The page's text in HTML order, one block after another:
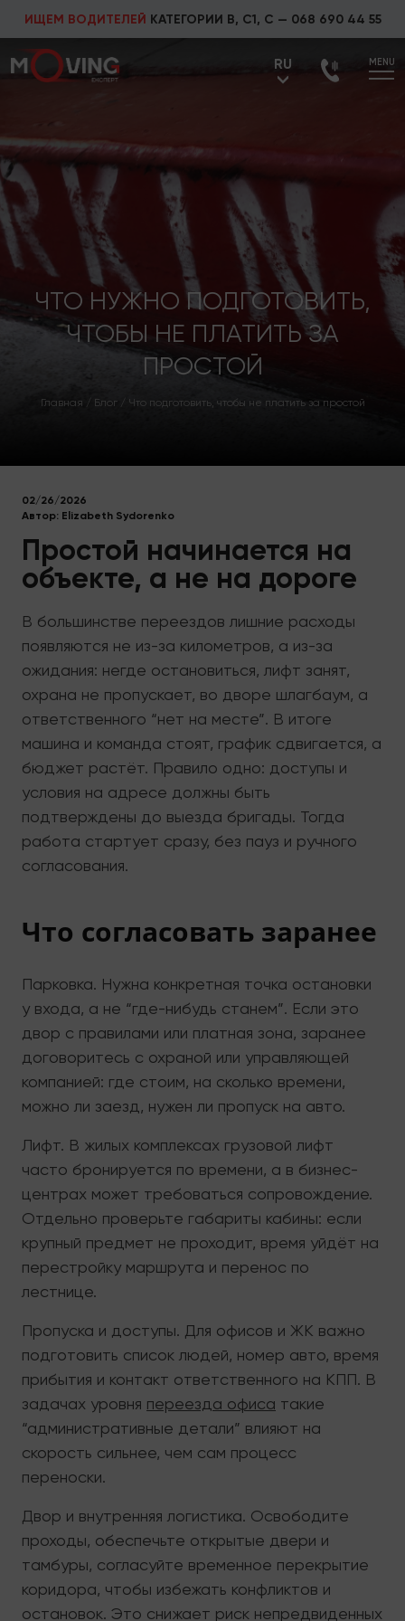
ИЩЕМ ВОДИТЕЛЕЙ КАТЕГОРИИ В, С1, С — 068 690 44 55
RU
RU
MENU
Главная / Блог / Что подготовить, чтобы не платить за простой
ЧТО НУЖНО ПОДГОТОВИТЬ,
ЧТОБЫ НЕ ПЛАТИТЬ ЗА
ПРОСТОЙ
02/26/2026
Автор: Elizabeth Sydorenko
Простой начинается на
объекте, а не на дороге
В большинстве переездов лишние расходы
появляются не из-за километров, а из-за
ожидания: негде остановиться, лифт занят,
охрана не пропускает, во дворе шлагбаум, а
ответственного “нет на месте”. В итоге
машина и команда стоят, график сдвигается, а
бюджет растёт. Правило одно: доступы и
условия на адресе должны быть
подтверждены до выезда бригады. Тогда
работа стартует сразу, без пауз и ручного
согласования.
Что согласовать заранее
Парковка. Нужна конкретная точка остановки
у входа, а не “где-нибудь станем”. Если это
двор с правилами или платная зона, заранее
договоритесь с охраной или управляющей
компанией: где стоим, на сколько времени,
можно ли заезд, нужен ли пропуск на авто.
Лифт. В жилых комплексах грузовой лифт
часто бронируется по времени, а в бизнес-
центрах может требоваться сопровождение.
Отдельно проверьте габариты кабины: если
крупный предмет не проходит, время уйдёт на
перестройку маршрута и перенос по
лестнице.
Пропуска и доступы. Для офисов и ЖК важно
подготовить список людей, номер авто, время
прибытия и контакт ответственного на КПП. В
задачах уровня переезда офиса такие
“административные детали” влияют на
скорость сильнее, чем сам процесс
переноски.
Двор и внутренняя логистика. Освободите
проходы, обеспечьте открытые двери и
тамбуры, согласуйте временное перекрытие
коридора, чтобы избежать конфликтов и
остановок. Это снижает риск непредвиденных